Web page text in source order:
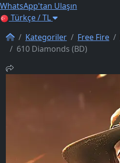
WhatsApp'tan Ulaşın
Türkçe / TL
Kategoriler
Free Fire
610 Diamonds (BD)